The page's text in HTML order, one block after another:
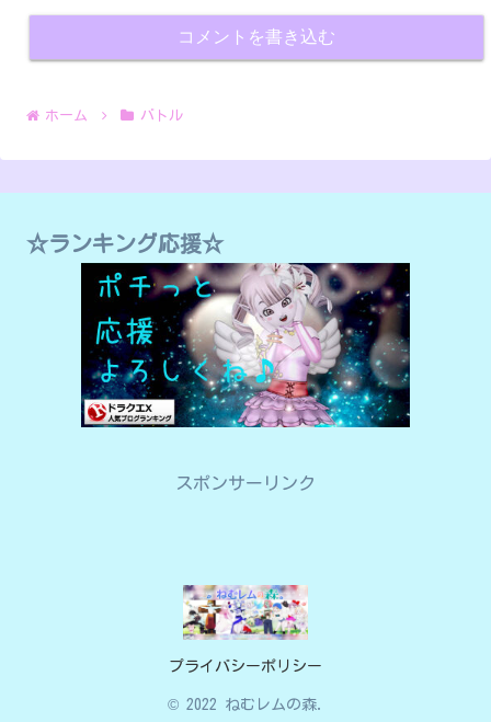
コメントを書き込む
ホーム バトル
☆ランキング応援☆
スポンサーリンク
プライバシーポリシー
© 2022 ねむレムの森.